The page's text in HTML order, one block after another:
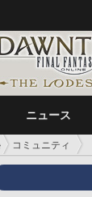
ニュース
コミュニティ